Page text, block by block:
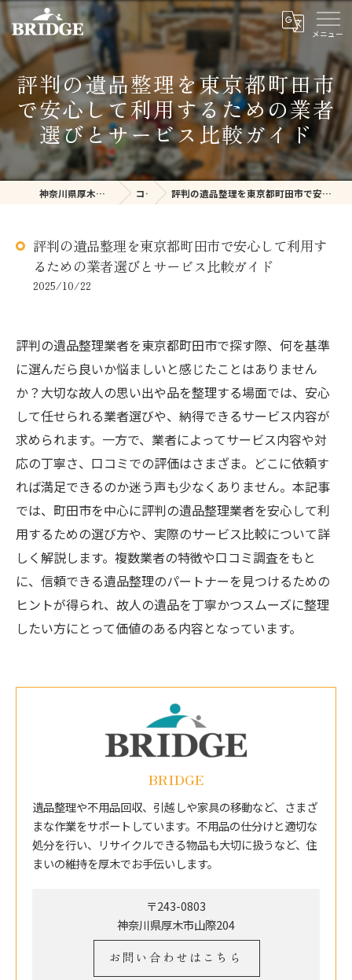
評判の遺品整理を東京都町田市
で安心して利用するための業者
選びとサービス比較ガイド
神奈川県厚木の不用品回収ならBRIDGE コラム 評判の遺品整理を東京都町田市で安心して利用するための業者選びとサービス比較ガイド
評判の遺品整理を東京都町田市で安心して利用す
るための業者選びとサービス比較ガイド
2025/10/22
評判の遺品整理業者を東京都町田市で探す際、何を基準
に選んだら良いか悩ましいと感じたことはありません
か？大切な故人の思い出や品を整理する場面では、安心
して任せられる業者選びや、納得できるサービス内容が
求められます。一方で、業者によってサービス内容や対
応の丁寧さ、口コミでの評価はさまざま。どこに依頼す
れば満足できるのか迷う声も少なくありません。本記事
では、町田市を中心に評判の遺品整理業者を安心して利
用するための選び方や、実際のサービス比較について詳
しく解説します。複数業者の特徴や口コミ調査をもと
に、信頼できる遺品整理のパートナーを見つけるための
ヒントが得られ、故人の遺品を丁寧かつスムーズに整理
したい方にとって価値のある内容となっています。
BRIDGE
遺品整理や不用品回収、引越しや家具の移動など、さまざ
まな作業をサポートしています。不用品の仕分けと適切な
処分を行い、リサイクルできる物品も大切に扱うなど、住
まいの維持を厚木でお手伝いします。
〒243-0803
神奈川県厚木市山際204
お問い合わせはこちら